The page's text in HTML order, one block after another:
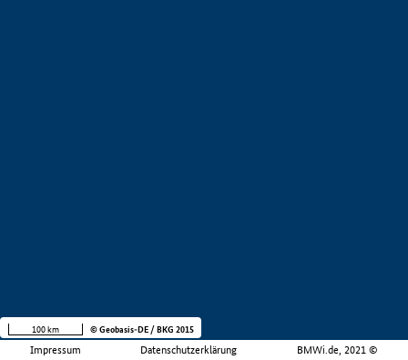
Impressum Datenschutzerklärung BMWi.de, 2021 ©
100 km © Geobasis-DE / BKG 2015